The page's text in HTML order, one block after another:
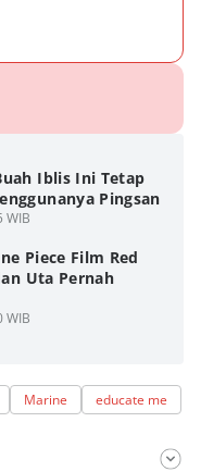
Iblis Ini Tetap
Pingsan
WIB
Piece Film Red
Uta Pernah
WIB
Marine educate me